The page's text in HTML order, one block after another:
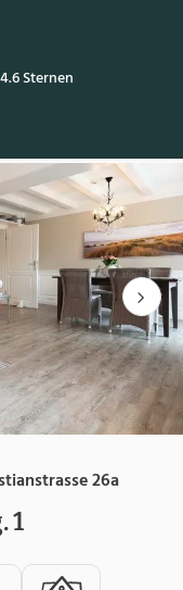
Sternen
26a
1